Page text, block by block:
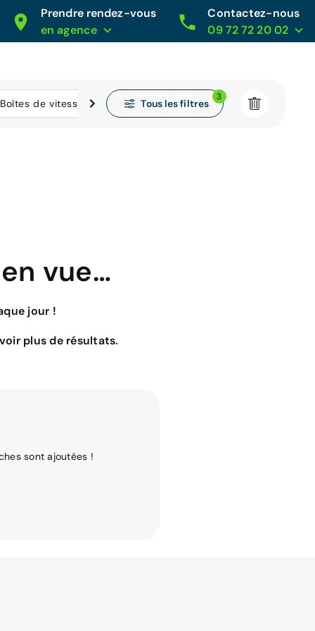
Prendre rendez-vous
en agence
Contactez-nous
09 72 72 20 02
Boîtes de vitesse KilométrageTous les filtres
3
vue…
jour !
plus de résultats.
sont ajoutées !